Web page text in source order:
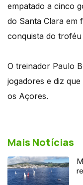
empatado a cinco
do Santa Clara em
conquista do
O treinador Paulo
jogadores e diz
os Açores.
Mais Notícias